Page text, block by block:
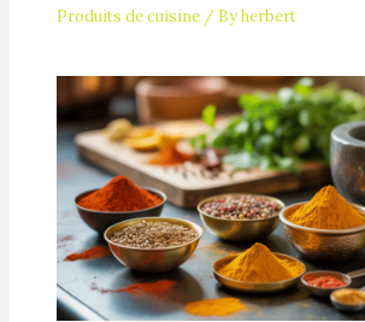
Produits de cuisine / Byherbert